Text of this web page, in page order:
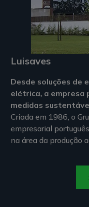
Luisaves
Desde soluções de
elétrica, a empresa
medidas
Criada em 1986, o
empresarial
na área da produção